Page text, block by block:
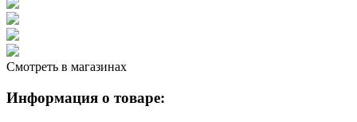
Смотреть в магазинах
Информация о товаре: